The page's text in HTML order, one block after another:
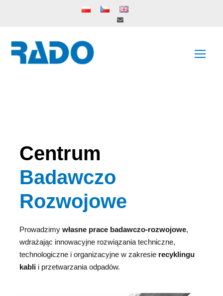
Centrum
Badawczo
Rozwojowe
Prowadzimy własne prace badawczo-rozwojowe,
wdrażając innowacyjne rozwiązania techniczne,
technologiczne i organizacyjne w zakresie recyklingu
kabli i przetwarzania odpadów.